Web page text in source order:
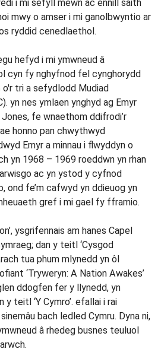
i mi sefyll mewn ac ennill saith
mwy o amser i mi ganolbwyntio ar
ryddid cenedlaethol.
hefyd i mi ymwneud â
cyn fy nghyfnod fel cynghorydd
o'r tri a sefydlodd Mudiad
yn nes ymlaen ynghyd ag Emyr
fe wnaethom ddifrodi’r
honno pan chwythwyd
Emyr a minnau i flwyddyn o
yn 1968 – 1969 roeddwn yn rhan
ac yn ystod y cyfnod
ond fe’m cafwyd yn ddieuog yn
gref i mi gael fy fframio.
ysgrifennais am hanes Capel
dan y teitl ‘Cysgod
tua phum mlynedd yn ôl
‘Tryweryn: A Nation Awakes’
ddogfen fer y llynedd, yn
teitl ‘Y Cymro’. efallai i rai
bach ledled Cymru. Dyna ni,
â rhedeg busnes teuluol